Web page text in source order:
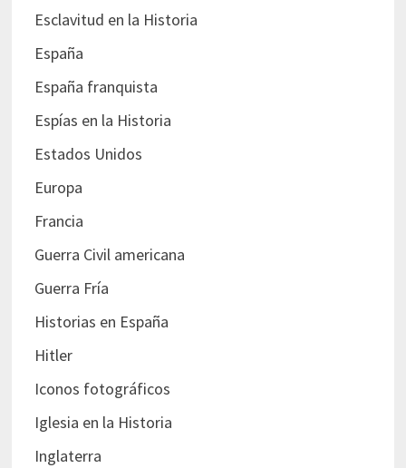
Esclavitud en la Historia
España
España franquista
Espías en la Historia
Estados Unidos
Europa
Francia
Guerra Civil americana
Guerra Fría
Historias en España
Hitler
Iconos fotográficos
Iglesia en la Historia
Inglaterra